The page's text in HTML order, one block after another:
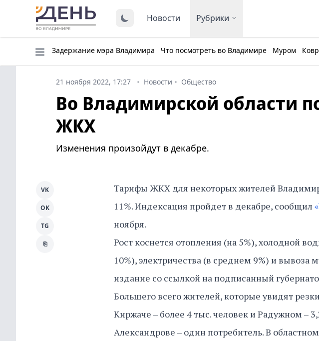
Новости Рубрики
Задержание мэра Владимира Что посмотреть во Владимире Муром
21 ноября 2022, 17:27 Новости Общество
Во Владимирской области
ЖКХ
Изменения произойдут в декабре.
Тарифы ЖКХ для некоторых жителей
11%. Индексация пройдет в декабре, сообщил
ноября.
Рост коснется отопления (на 5%), холодной
10%), электричества (в среднем 9%) и вывоза
издание со ссылкой на подписанный
Большего всего жителей, которые увидят
Киржаче – более 4 тыс. человек и Радужном –
Александрове – один потребитель. В
VK
OK
TG
⎘